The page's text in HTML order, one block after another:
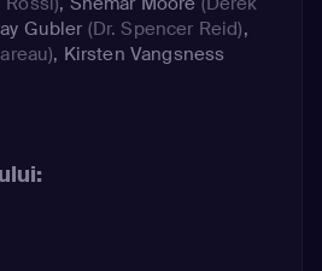
Gubler (Dr. Spencer Reid),
, Kirsten Vangsness